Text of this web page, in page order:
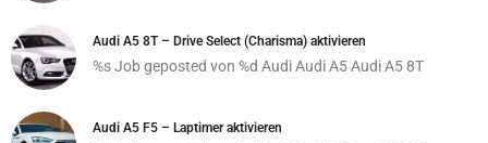
Audi A5 8T – Drive Select (Charisma) aktivieren
%s Job geposted von %d AudiAudi A5Audi A5 8T
Audi A5 F5 – Laptimer aktivieren